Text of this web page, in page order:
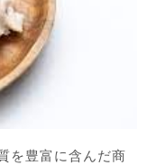
を豊富に含んだ商